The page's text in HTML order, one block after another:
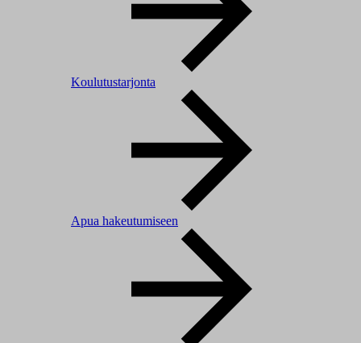
Koulutustarjonta
Apua hakeutumiseen